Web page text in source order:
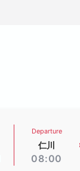
Departure
仁川
08:00